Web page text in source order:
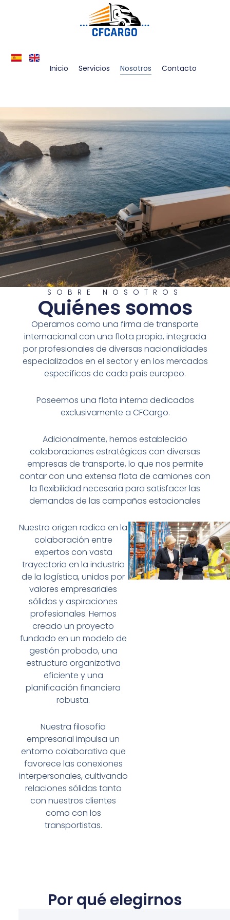
Inicio Servicios Nosotros Contacto
SOBRE NOSOTROS
Quiénes somos
Operamos como una firma de transporte
internacional con una flota propia, integrada
por profesionales de diversas nacionalidades
especializados en el sector y en los mercados
específicos de cada país europeo.
Poseemos una flota interna dedicados
exclusivamente a CFCargo.
Adicionalmente, hemos establecido
colaboraciones estratégicas con diversas
empresas de transporte, lo que nos permite
contar con una extensa flota de camiones con
la flexibilidad necesaria para satisfacer las
demandas de las campañas estacionales
Nuestro origen radica en la
colaboración entre
expertos con vasta
trayectoria en la industria
de la logística, unidos por
valores empresariales
sólidos y aspiraciones
profesionales. Hemos
creado un proyecto
fundado en un modelo de
gestión probado, una
estructura organizativa
eficiente y una
planificación financiera
robusta.
Nuestra filosofía
empresarial impulsa un
entorno colaborativo que
favorece las conexiones
interpersonales, cultivando
relaciones sólidas tanto
con nuestros clientes
como con los
transportistas.
Por qué elegirnos